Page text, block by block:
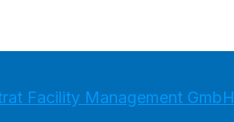
Facility Management GmbH